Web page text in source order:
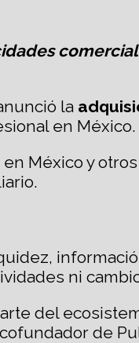
la
en México.
México y
ni
del
de